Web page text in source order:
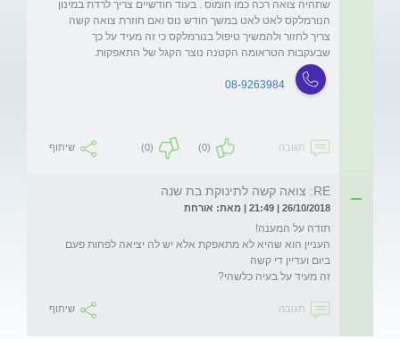
שתהיה צואה רכה כמו חומוס . בעוד חודשיים צריך לרדת במינון
הנורמלקס לאט לאט במשך חודש נוס ואם חוזרת צואה קשה
צריך לחזור ולהמשיך טיפול בנורמלקס כי זה מעיד על כך
שבעקבות הטראומה הקטנה נוצר הקגל של התאפקות.
08-9263984
תגובה (0)
(0) שיתוף
RE: צואה קשה לתינוקת בת שנה
26/10/2018 | 21:49 | מאת: אורחת
העניין הוא שהיא לא מתאפקת אלא יש לה יציאה לפחות פעם
זה מעיד על בעיה כלשהי?
תגובה שיתוף